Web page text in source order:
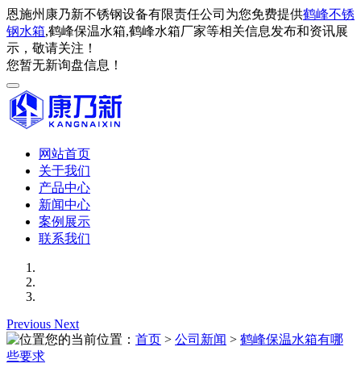
恩施州康乃新不锈钢设备有限责任公司为您免费提供鹤峰不锈
钢水箱,鹤峰保温水箱,鹤峰水箱厂家等相关信息发布和资讯展
示，敬请关注！
您暂无新询盘信息！
网站首页
关于我们
产品中心
新闻中心
案例展示
联系我们
Previous Next
您的当前位置： 首页 > 公司新闻 > 鹤峰保温水箱有哪
些要求